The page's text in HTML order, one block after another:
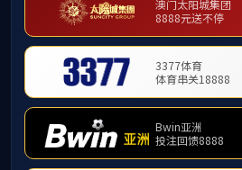
研究生动态
学位点介绍
导师风采